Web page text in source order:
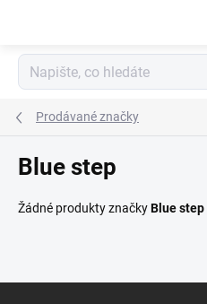
Prodávané značky
Blue step
Žádné produkty značkyBlue step